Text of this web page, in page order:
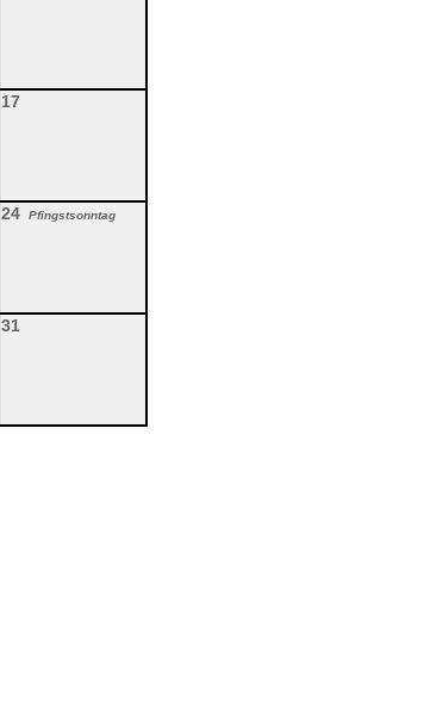
17
24 Pfingstsonntag
31